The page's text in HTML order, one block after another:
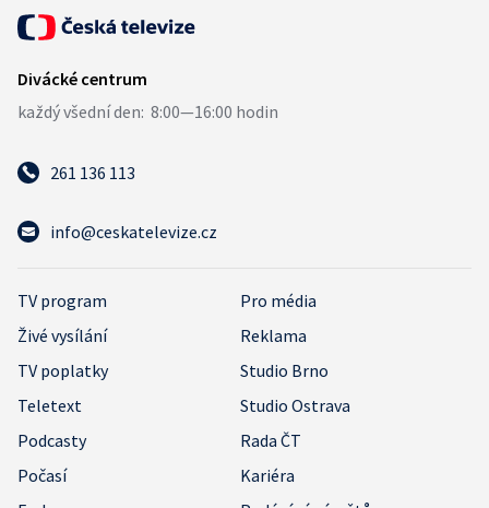
261 136 113
info@ceskatelevize.cz
TV program
Pro média
Živé vysílání
Reklama
TV poplatky
Studio Brno
Teletext
Studio Ostrava
Podcasty
Rada ČT
Počasí
Kariéra